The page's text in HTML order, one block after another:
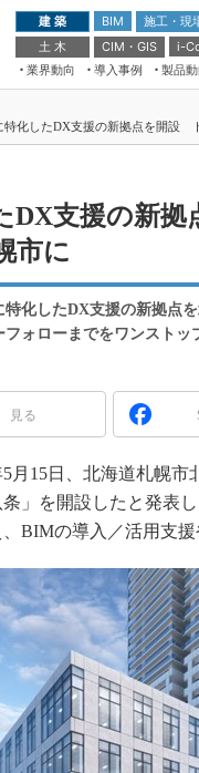
建 築 BIM 施工・現
土 木
CIM・GIS i-
業界動向
導入事例 製品
ドローンがもたらす建
ムチェンジ” Ver.2.0
“Society5.0”時代のス
第8回
築・土
メンテ
2020
日本 も
特化したDX支援の新拠点を開設
DX支援の新
市に
特化したDX支援の新拠点
ォローまでをワンストッ
見る
月15日、北海道札幌
」を開設したと発表
BIMの導入／活用支援